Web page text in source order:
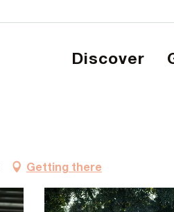
Discover
Getting there